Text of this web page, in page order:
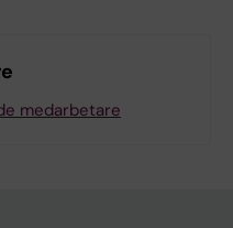
medarbetare